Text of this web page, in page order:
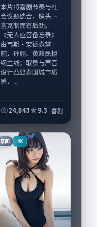
本片将喜剧节奏与社
会议题结合，镜头语
言克制而有后劲。
《无人应答备忘录》
由韦斯·安德森掌
舵，孙俪、黄政民担
纲主线；取景与声音
设计凸显泰国城市质
感，...
24,843 9.3 喜剧
泰国 4K